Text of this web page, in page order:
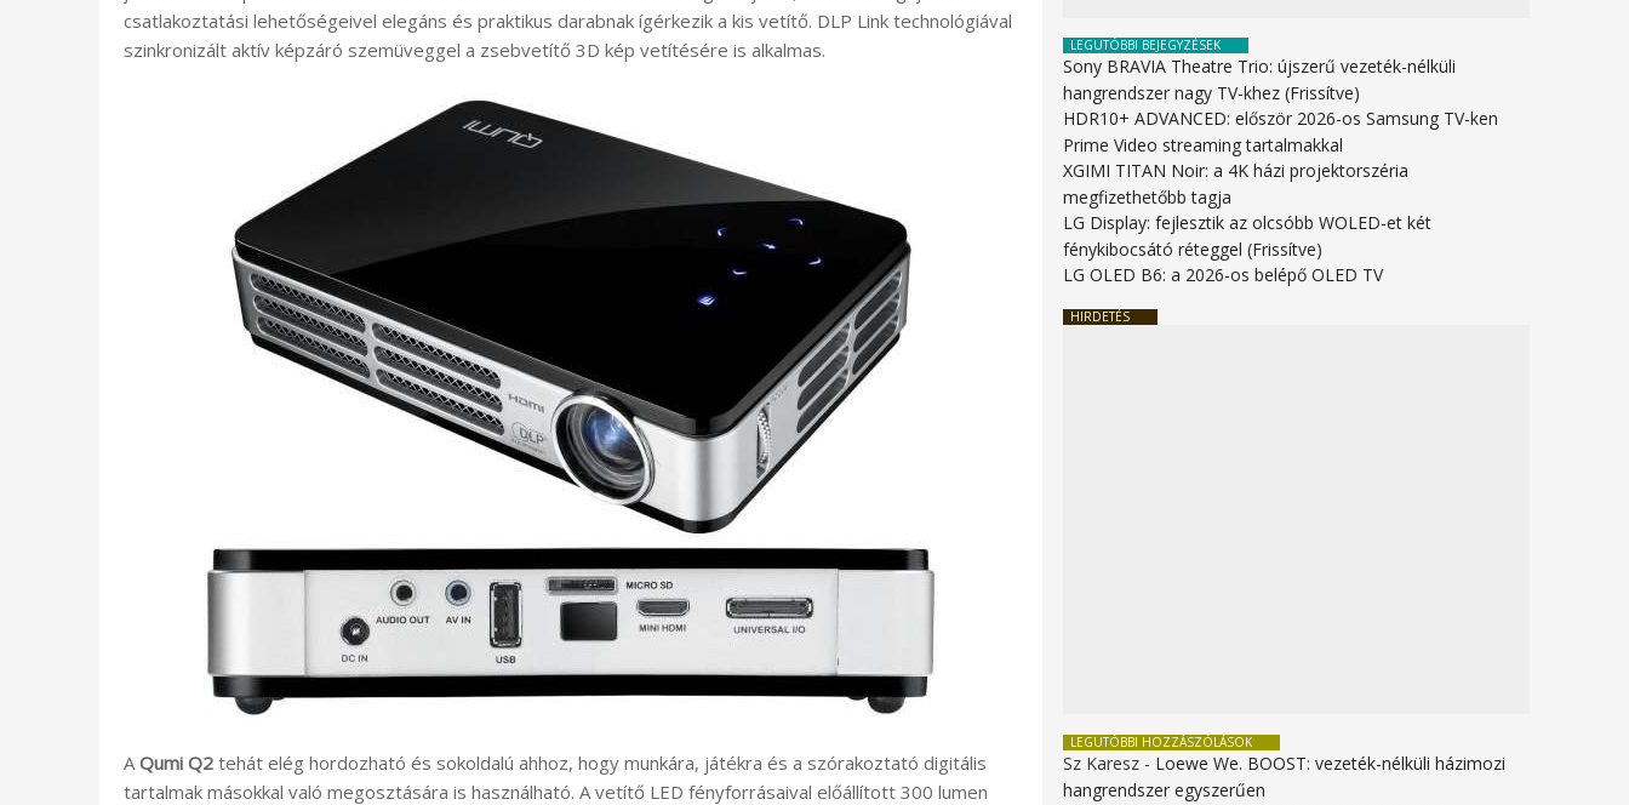
csatlakoztatási lehetőségeivel elegáns és praktikus darabnak ígérkezik a kis vetítő. DLP Link technológiával
szinkronizált aktív képzáró szemüveggel a zsebvetítő 3D kép vetítésére is alkalmas.
A Qumi Q2 tehát elég hordozható és sokoldalú ahhoz, hogy munkára, játékra és a szórakoztató digitális
tartalmak másokkal való megosztására is használható. A vetítő LED fényforrásaival előállított 300 lumen
LEGUTÓBBI BEJEGYZÉSEK
Sony BRAVIA Theatre Trio: újszerű vezeték-nélküli
hangrendszer nagy TV-khez (Frissítve)
HDR10+ ADVANCED: először 2026-os Samsung TV-ken
Prime Video streaming tartalmakkal
XGIMI TITAN Noir: a 4K házi projektorszéria
megfizethetőbb tagja
LG Display: fejlesztik az olcsóbb WOLED-et két
fénykibocsátó réteggel (Frissítve)
LG OLED B6: a 2026-os belépő OLED TV
HIRDETÉS
LEGUTÓBBI HOZZÁSZÓLÁSOK
Sz Karesz - Loewe We. BOOST: vezeték-nélküli házimozi
hangrendszer egyszerűen